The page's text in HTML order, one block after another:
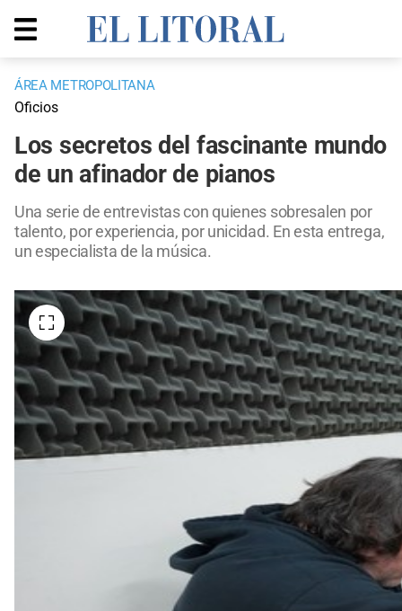
ÁREA METROPOLITANA
Oficios
Los secretos del fascinante mundo
de un afinador de pianos
Una serie de entrevistas con quienes sobresalen por
talento, por experiencia, por unicidad. En esta entrega,
un especialista de la música.